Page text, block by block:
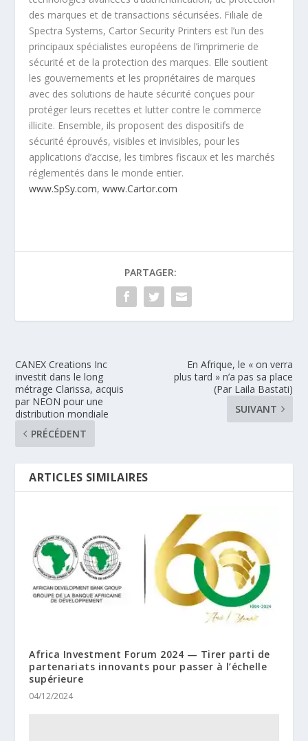
des marques et de transactions sécurisées. Filiale de
Spectra Systems, Cartor Security Printers est l’un des
principaux spécialistes européens de l’imprimerie de
sécurité et de la protection des marques. Elle soutient
les gouvernements et les propriétaires de marques
avec des solutions de haute sécurité conçues pour
protéger leurs recettes et lutter contre le commerce
illicite. Ensemble, ils proposent des dispositifs de
sécurité éprouvés, visibles et invisibles, pour les
applications d’accise, les timbres fiscaux et les marchés
réglementés dans le monde entier.
www.SpSy.com,www.Cartor.com
PARTAGER:
CANEX Creations Inc
investit dans le long
métrage Clarissa, acquis
par NEON pour une
distribution mondiale
PRÉCÉDENT
En Afrique, le « on verra
plus tard » n’a pas sa place
(Par Laila Bastati)
SUIVANT
ARTICLES SIMILAIRES
Africa Investment Forum 2024 — Tirer parti de
partenariats innovants pour passer à l’échelle
supérieure
04/12/2024